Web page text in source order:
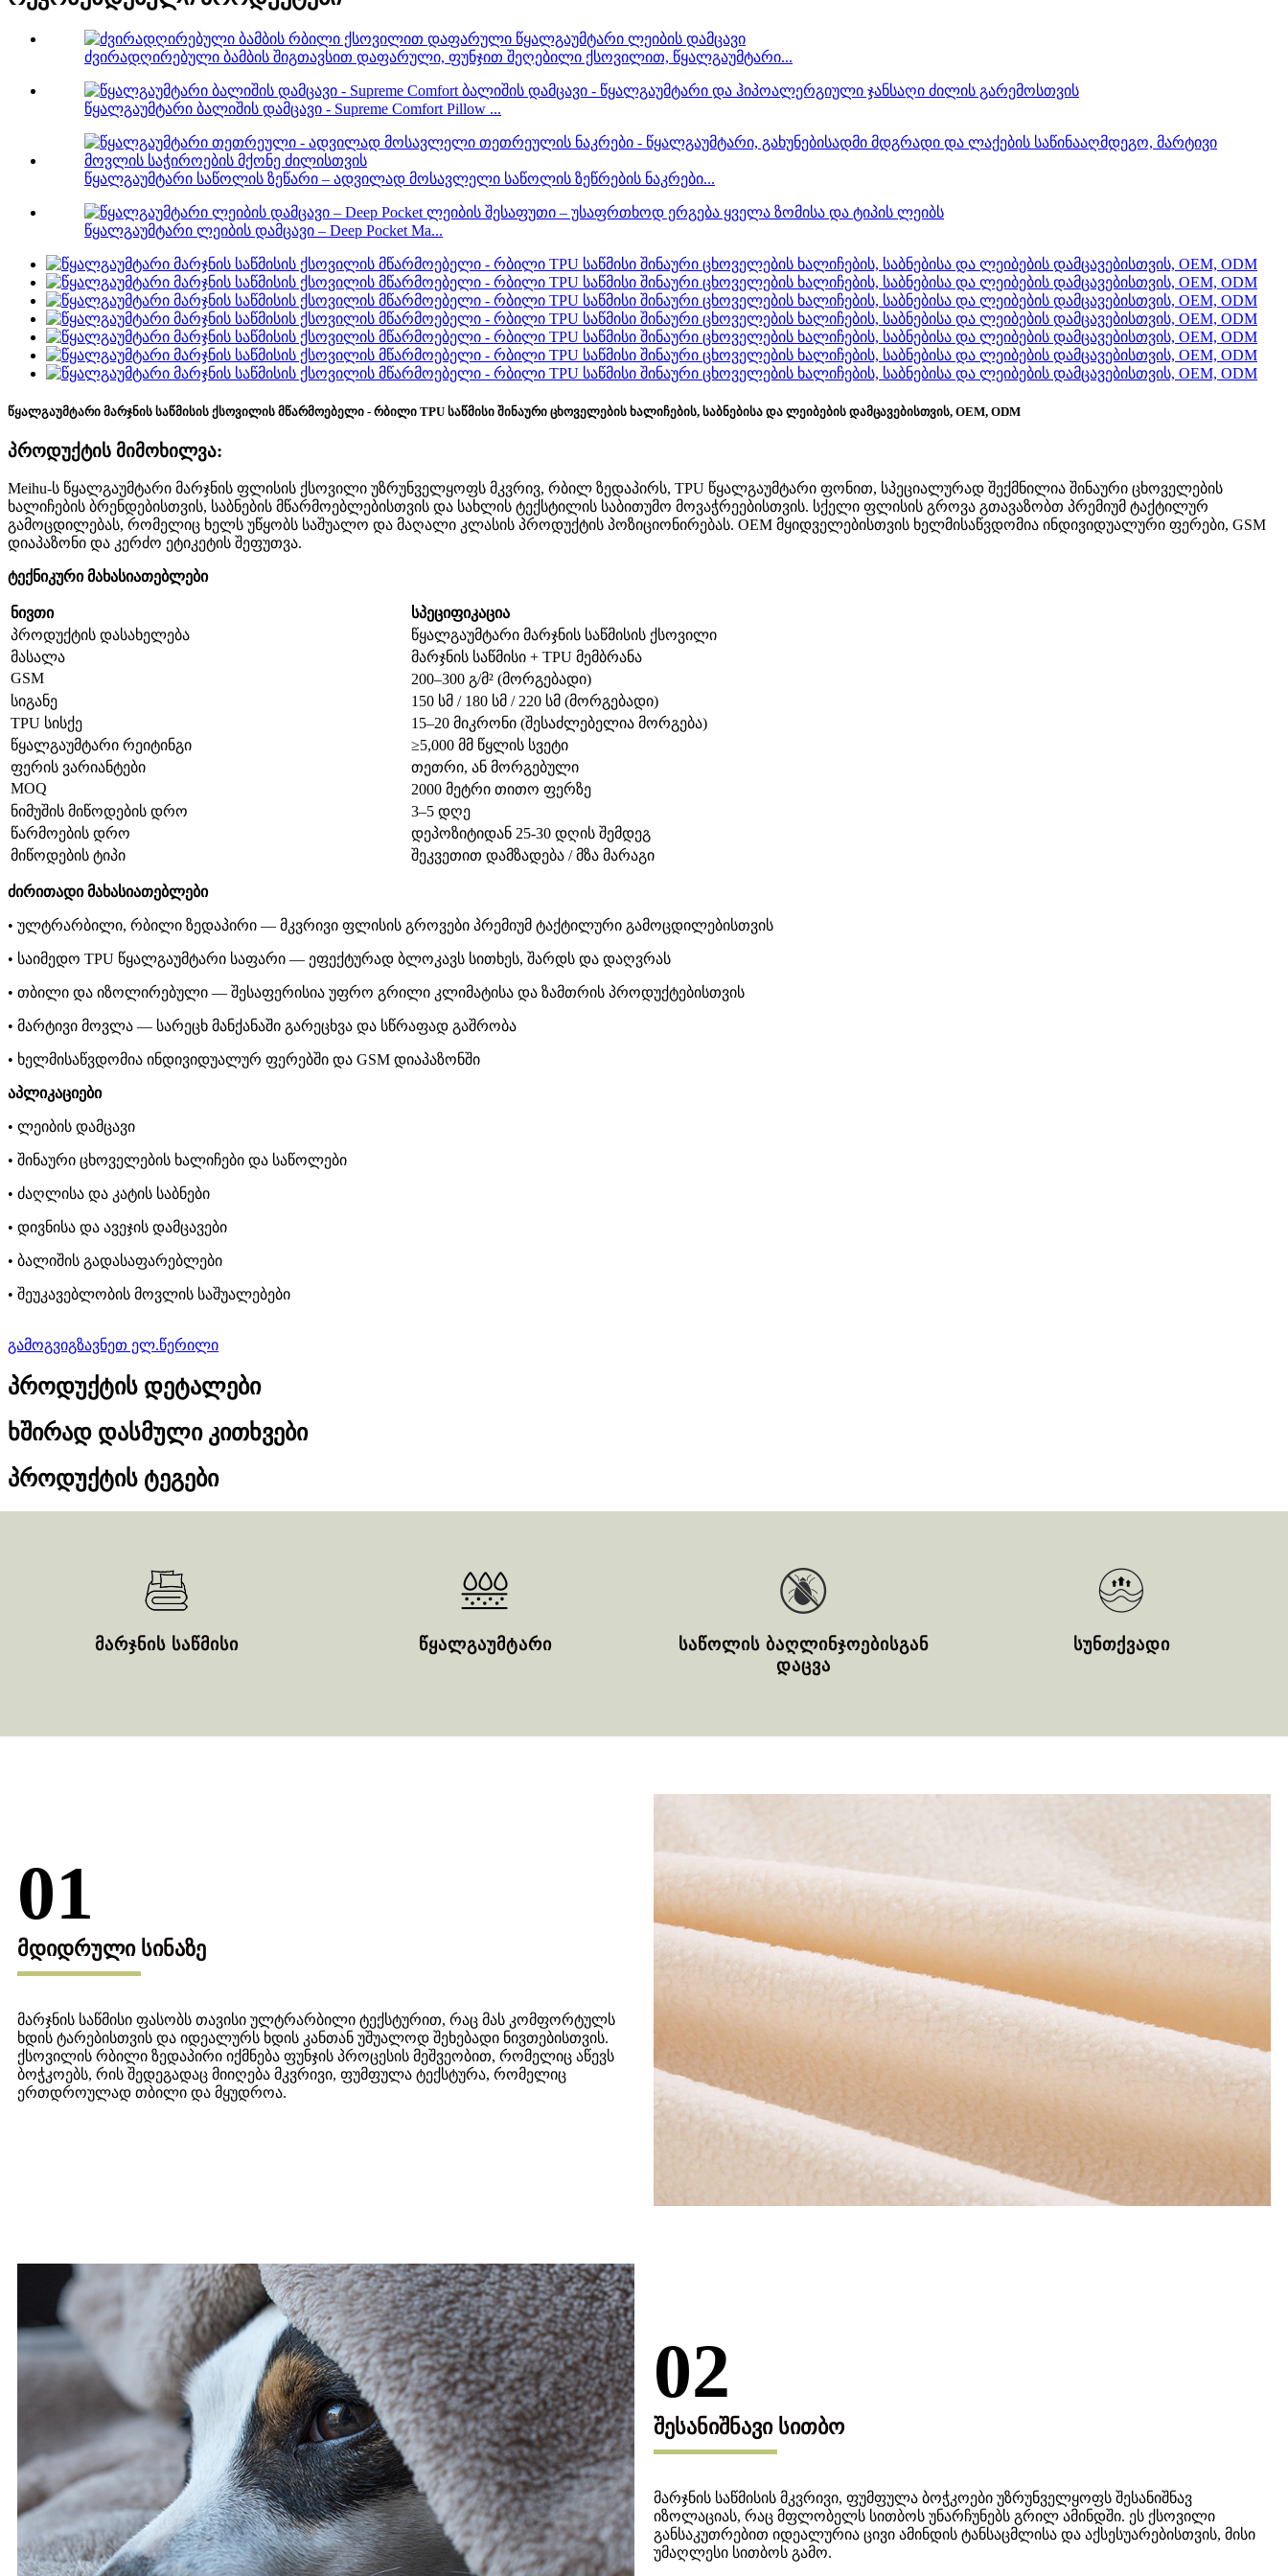
ძვირადღირებული ბამბის შიგთავსით დაფარული, ფუნჯით შეღებილი ქსოვილით, წყალგაუმტარი...
წყალგაუმტარი ბალიშის დამცავი - Supreme Comfort Pillow ...
წყალგაუმტარი საწოლის ზეწარი – ადვილად მოსავლელი საწოლის ზეწრების ნაკრები...
წყალგაუმტარი ლეიბის დამცავი – Deep Pocket Ma...
წყალგაუმტარი მარჯნის საწმისის ქსოვილის მწარმოებელი - რბილი TPU საწმისი შინაური ცხოველების ხალიჩების, საბნებისა და ლეიბების დამცავებისთვის, OEM, ODM
პროდუქტის მიმოხილვა:
Meihu-ს წყალგაუმტარი მარჯნის ფლისის ქსოვილი უზრუნველყოფს მკვრივ, რბილ ზედაპირს, TPU წყალგაუმტარი ფონით, სპეციალურად შექმნილია შინაური ცხოველების
ხალიჩების ბრენდებისთვის, საბნების მწარმოებლებისთვის და სახლის ტექსტილის საბითუმო მოვაჭრეებისთვის. სქელი ფლისის გროვა გთავაზობთ პრემიუმ ტაქტილურ
გამოცდილებას, რომელიც ხელს უწყობს საშუალო და მაღალი კლასის პროდუქტის პოზიციონირებას. OEM მყიდველებისთვის ხელმისაწვდომია ინდივიდუალური ფერები, GSM
დიაპაზონი და კერძო ეტიკეტის შეფუთვა.
ტექნიკური მახასიათებლები
ნივთი
სპეციფიკაცია
პროდუქტის დასახელება
წყალგაუმტარი მარჯნის საწმისის ქსოვილი
მასალა
მარჯნის საწმისი + TPU მემბრანა
GSM
200–300 გ/მ² (მორგებადი)
სიგანე
150 სმ / 180 სმ / 220 სმ (მორგებადი)
TPU სისქე
15–20 მიკრონი (შესაძლებელია მორგება)
წყალგაუმტარი რეიტინგი
≥5,000 მმ წყლის სვეტი
ფერის ვარიანტები
თეთრი, ან მორგებული
MOQ
2000 მეტრი თითო ფერზე
ნიმუშის მიწოდების დრო
3–5 დღე
წარმოების დრო
დეპოზიტიდან 25-30 დღის შემდეგ
მიწოდების ტიპი
შეკვეთით დამზადება / მზა მარაგი
ძირითადი მახასიათებლები
• ულტრარბილი, რბილი ზედაპირი — მკვრივი ფლისის გროვები პრემიუმ ტაქტილური გამოცდილებისთვის
• საიმედო TPU წყალგაუმტარი საფარი — ეფექტურად ბლოკავს სითხეს, შარდს და დაღვრას
• თბილი და იზოლირებული — შესაფერისია უფრო გრილი კლიმატისა და ზამთრის პროდუქტებისთვის
• მარტივი მოვლა — სარეცხ მანქანაში გარეცხვა და სწრაფად გაშრობა
• ხელმისაწვდომია ინდივიდუალურ ფერებში და GSM დიაპაზონში
აპლიკაციები
• ლეიბის დამცავი
• შინაური ცხოველების ხალიჩები და საწოლები
• ძაღლისა და კატის საბნები
• დივნისა და ავეჯის დამცავები
• ბალიშის გადასაფარებლები
• შეუკავებლობის მოვლის საშუალებები
გამოგვიგზავნეთ ელ.წერილი
პროდუქტის დეტალები
ხშირად დასმული კითხვები
პროდუქტის ტეგები
მარჯნის საწმისი წყალგაუმტარი
საწოლის ბაღლინჯოებისგან
დაცვა
სუნთქვადი
01
მდიდრული სინაზე
მარჯნის საწმისი ფასობს თავისი ულტრარბილი ტექსტურით, რაც მას კომფორტულს
ხდის ტარებისთვის და იდეალურს ხდის კანთან უშუალოდ შეხებადი ნივთებისთვის.
ქსოვილის რბილი ზედაპირი იქმნება ფუნჯის პროცესის მეშვეობით, რომელიც აწევს
ბოჭკოებს, რის შედეგადაც მიიღება მკვრივი, ფუმფულა ტექსტურა, რომელიც
ერთდროულად თბილი და მყუდროა.
02
შესანიშნავი სითბო
მარჯნის საწმისის მკვრივი, ფუმფულა ბოჭკოები უზრუნველყოფს შესანიშნავ
იზოლაციას, რაც მფლობელს სითბოს უნარჩუნებს გრილ ამინდში. ეს ქსოვილი
განსაკუთრებით იდეალურია ცივი ამინდის ტანსაცმლისა და აქსესუარებისთვის, მისი
უმაღლესი სითბოს გამო.